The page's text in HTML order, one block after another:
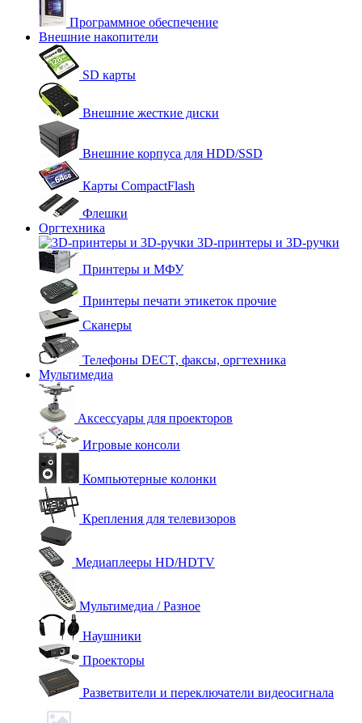
Программное обеспечение
Внешние накопители
SD карты
Внешние жесткие диски
Внешние корпуса для HDD/SSD
Карты CompactFlash
Флешки
Оргтехника
3D-принтеры и 3D-ручки
Принтеры и МФУ
Принтеры печати этикеток прочие
Сканеры
Телефоны DECT, факсы, оргтехника
Мультимедиа
Аксессуары для проекторов
Игровые консоли
Компьютерные колонки
Крепления для телевизоров
Медиаплееры HD/HDTV
Мультимедиа / Разное
Наушники
Проекторы
Разветвители и переключатели видеосигнала